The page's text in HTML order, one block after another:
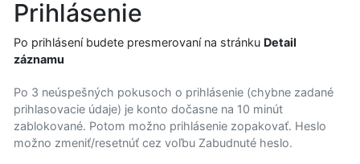
Prihlásenie
Po prihlásení budete presmerovaní na stránku Detail
záznamu
Po 3 neúspešných pokusoch o prihlásenie (chybne zadané
prihlasovacie údaje) je konto dočasne na 10 minút
zablokované. Potom možno prihlásenie zopakovať. Heslo
možno zmeniť/resetnúť cez voľbu Zabudnuté heslo.